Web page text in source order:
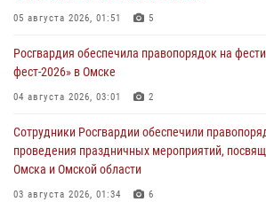
05 августа 2026, 01:51 5
Росгвардия обеспечила правопорядок на
фест-2026» в Омске
04 августа 2026, 03:01 2
Сотрудники Росгвардии обеспечили
проведения праздничных мероприятий,
Омска и Омской области
03 августа 2026, 01:34 6